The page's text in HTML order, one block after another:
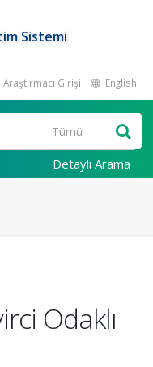
Sistemi
Araştırmacı Girişi English
Detaylı Arama
Odaklı